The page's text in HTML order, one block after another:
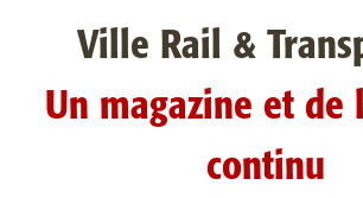
Ville Rail &
Un magazine et de
continu